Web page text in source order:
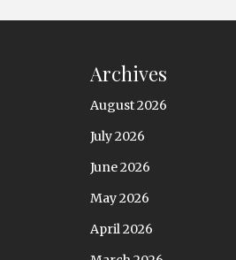
Archives
August 2026
July 2026
June 2026
May 2026
April 2026